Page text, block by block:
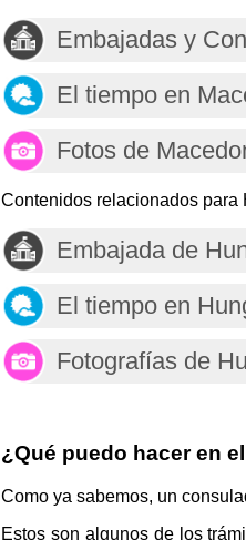
Embajadas y
El tiempo en
Fotos de
Contenidos relacionados para
Embajada de
El tiempo en
Fotografías de
¿Qué puedo hacer en
Como ya sabemos, un
Estos son algunos de los